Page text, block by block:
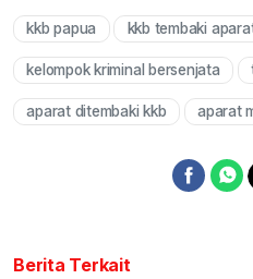
kkb papua kkb tembaki
kelompok kriminal bersenjata
aparat ditembaki kkb aparat
Berita Terkait